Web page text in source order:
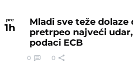
pre
1h
Mladi sve teže
pretrpeo najveći
podaci ECB
0 0